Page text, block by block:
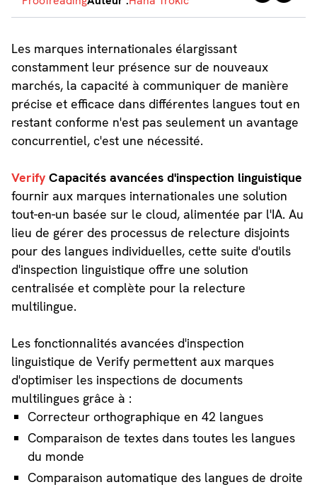
Les marques internationales élargissant
constamment leur présence sur de nouveaux
marchés, la capacité à communiquer de manière
précise et efficace dans différentes langues tout en
restant conforme n'est pas seulement un avantage
concurrentiel, c'est une nécessité.
VerifyCapacités avancées d'inspection linguistique
fournir aux marques internationales une solution
tout-en-un basée sur le cloud, alimentée par l'IA. Au
lieu de gérer des processus de relecture disjoints
pour des langues individuelles, cette suite d'outils
d'inspection linguistique offre une solution
centralisée et complète pour la relecture
multilingue.
Les fonctionnalités avancées d'inspection
linguistique de Verify permettent aux marques
d'optimiser les inspections de documents
multilingues grâce à :
Correcteur orthographique en 42 langues
Comparaison de textes dans toutes les langues
du monde
Comparaison automatique des langues de droite